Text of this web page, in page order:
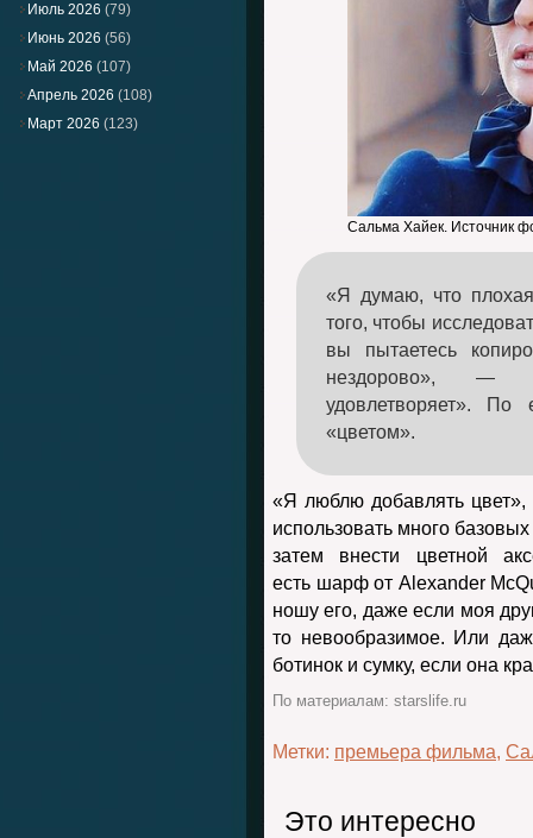
Июль 2026 (79)
Июнь 2026 (56)
Май 2026 (107)
Апрель 2026 (108)
Март 2026 (123)
Сальма Хайек. Источник
«Я думаю, что
того, чтобы
вы пытаетесь
нездорово», —
удовлетворяет».
«цветом».
«Я люблю добавлять
использовать много
затем внести цветной
есть шарф от Alexander
ношу его, даже если моя
то невообразимое. Или
ботинок и сумку, если она
По материалам: starslife.ru
Метки: премьера фильма,
Это интересно